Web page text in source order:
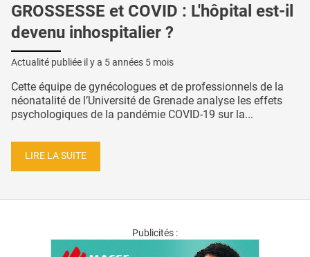
GROSSESSE et COVID : L'hôpital est-il
devenu inhospitalier ?
Actualité publiée il y a 5 années 5 mois
Cette équipe de gynécologues et de professionnels de la
néonatalité de l’Université de Grenade analyse les effets
psychologiques de la pandémie COVID-19 sur la...
LIRE LA SUITE
Publicités :